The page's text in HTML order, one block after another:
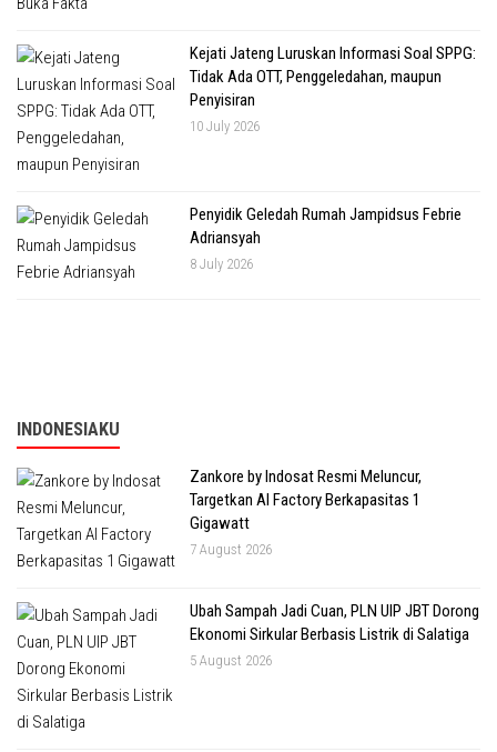
Kejati Jateng Luruskan Informasi Soal SPPG:
Tidak Ada OTT, Penggeledahan, maupun
Penyisiran
10 July 2026
Penyidik Geledah Rumah Jampidsus Febrie
Adriansyah
8 July 2026
INDONESIAKU
Zankore by Indosat Resmi Meluncur,
Targetkan AI Factory Berkapasitas 1
Gigawatt
7 August 2026
Ubah Sampah Jadi Cuan, PLN UIP JBT Dorong
Ekonomi Sirkular Berbasis Listrik di Salatiga
5 August 2026